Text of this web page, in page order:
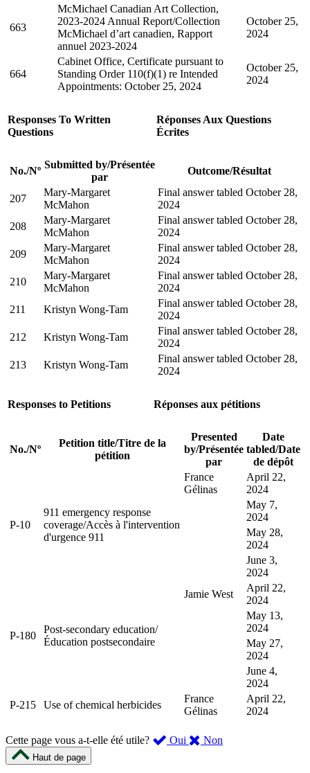
663
McMichael Canadian Art Collection,
2023-2024 Annual Report/Collection
McMichael d’art canadien, Rapport
annuel 2023-2024
October 25,
2024
664
Cabinet Office, Certificate pursuant to
Standing Order 110(f)(1) re Intended
Appointments: October 25, 2024
October 25,
2024
Responses To Written
Questions
Réponses Aux Questions
Écrites
No./Nº
Submitted by/Présentée
par
Outcome/Résultat
207
Mary-Margaret
McMahon
Final answer tabled October 28,
2024
208
Mary-Margaret
McMahon
Final answer tabled October 28,
2024
209
Mary-Margaret
McMahon
Final answer tabled October 28,
2024
210
Mary-Margaret
McMahon
Final answer tabled October 28,
2024
211
Kristyn Wong-Tam
Final answer tabled October 28,
2024
212
Kristyn Wong-Tam
Final answer tabled October 28,
2024
213
Kristyn Wong-Tam
Final answer tabled October 28,
2024
Responses to Petitions Réponses aux pétitions
No./Nº
Petition title/Titre de la
pétition
Presented
by/Présentée
par
Date
tabled/Date
de dépôt
P-10
911 emergency response
coverage/Accès à l'intervention
d'urgence 911
France
Gélinas
April 22,
2024
May 7,
2024
May 28,
2024
June 3,
2024
P-180
Post-secondary education/
Éducation postsecondaire
Jamie West
April 22,
2024
May 13,
2024
May 27,
2024
June 4,
2024
P-215
Use of chemical herbicides
France
Gélinas
April 22,
2024
Cette page vous a-t-elle été utile? Oui ,
Non
Haut de page